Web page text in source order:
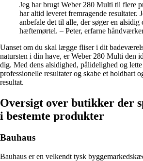
Jeg har brugt Weber 280 Multi til flere
har altid leveret fremragende resultater.
anbefale det til alle, der søger en alsidig
hæftemørtel. – Peter, erfarne
Uanset om du skal lægge fliser i dit
natursten i din have, er Weber 280 Multi den
dig. Med dens alsidighed, pålidelighed og
professionelle resultater og skabe et holdbart
resultat.
Oversigt over butikker der
i bestemte produkter
Bauhaus
Bauhaus er en velkendt tysk